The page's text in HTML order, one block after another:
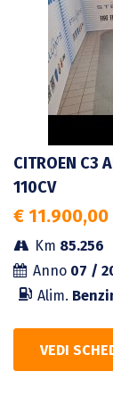
CITROEN C3
110CV
€ 11.900,00
Km 85.256
Anno 07 /
Alim.
VEDI